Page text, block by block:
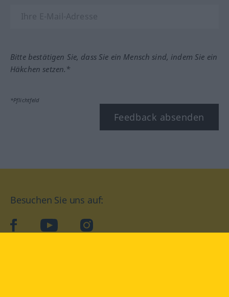
Bitte bestätigen Sie, dass Sie ein Mensch sind, indem Sie ein
Häkchen setzen.*
*Pflichtfeld
Feedback absenden
Besuchen Sie uns auf:
facebookYouTube Instagram